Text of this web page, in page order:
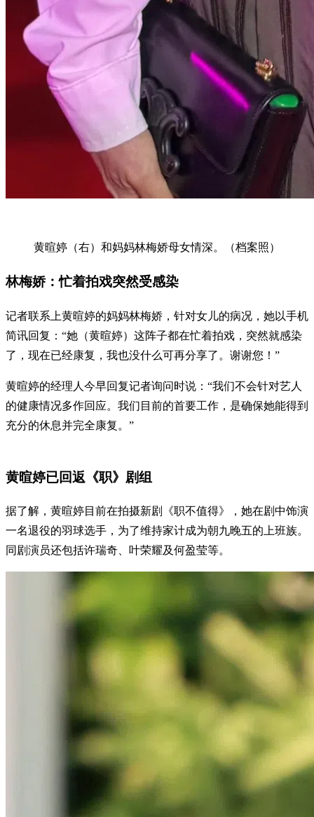
黄暄婷（右）和妈妈林梅娇母女情深。（档案照）
林梅娇：忙着拍戏突然受感染
记者联系上黄暄婷的妈妈林梅娇，针对女儿的病况，她以手机
简讯回复：“她（黄暄婷）这阵子都在忙着拍戏，突然就感染
了，现在已经康复，我也没什么可再分享了。谢谢您！”
黄暄婷的经理人今早回复记者询问时说：“我们不会针对艺人
的健康情况多作回应。我们目前的首要工作，是确保她能得到
充分的休息并完全康复。”
黄暄婷已回返《职》剧组
据了解，黄暄婷目前在拍摄新剧《职不值得》，她在剧中饰演
一名退役的羽球选手，为了维持家计成为朝九晚五的上班族。
同剧演员还包括许瑞奇、叶荣耀及何盈莹等。